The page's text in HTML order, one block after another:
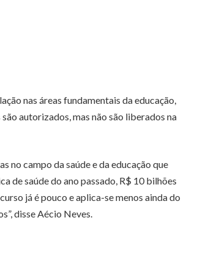
nas áreas fundamentais da educação,
autorizados, mas não são liberados na
no campo da saúde e da educação que
de saúde do ano passado, R$ 10 bilhões
já é pouco e aplica-se menos ainda do
disse Aécio Neves.